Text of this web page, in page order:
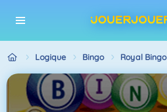
Logique Bingo Royal Bingo